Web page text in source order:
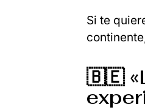
Si te
🇧🇪